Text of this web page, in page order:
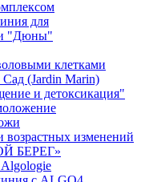
для
"Дюны"
клетками
(Jardin Marin)
и детоксикация"
возрастных изменений
БЕРЕГ»